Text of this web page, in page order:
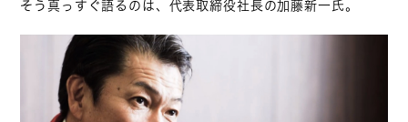
そう真っすぐ語るのは、代表取締役社長の加藤新一氏。